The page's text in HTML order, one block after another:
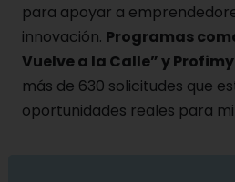
para apoyar a
innovación. Programas
Vuelve a la Calle” y
más de 630 solicitudes que
oportunidades reales para